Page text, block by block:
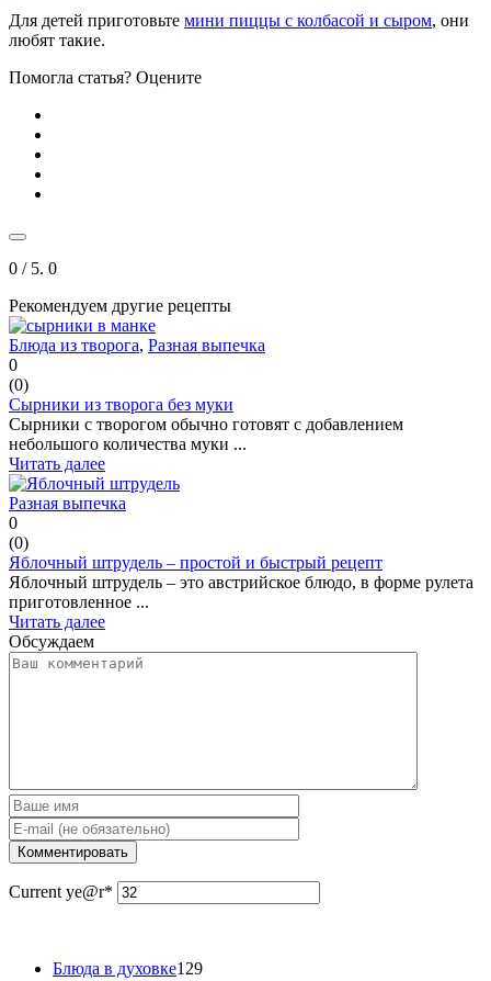
Для детей приготовьте мини пиццы с колбасой и сыром, они
любят такие.
Помогла статья? Оцените
0 / 5. 0
Рекомендуем другие рецепты
Блюда из творога, Разная выпечка
0
(0)
Сырники из творога без муки
Сырники с творогом обычно готовят с добавлением
небольшого количества муки ...
Читать далее
Разная выпечка
0
(0)
Яблочный штрудель – простой и быстрый рецепт
Яблочный штрудель – это австрийское блюдо, в форме рулета
приготовленное ...
Читать далее
Обсуждаем
Current ye@r*
Блюда в духовке129